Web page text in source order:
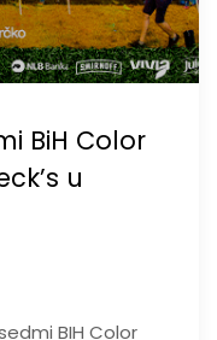
BiH Color
u
BIH Color